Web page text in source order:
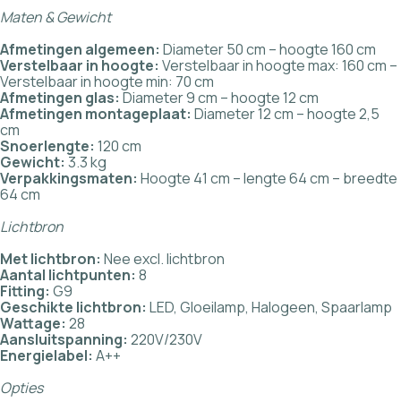
Maten & Gewicht
Afmetingen algemeen: Diameter 50 cm – hoogte 160 cm
Verstelbaar in hoogte: Verstelbaar in hoogte max: 160 cm –
Verstelbaar in hoogte min: 70 cm
Afmetingen glas:Diameter 9 cm – hoogte 12 cm
Afmetingen montageplaat: Diameter 12 cm – hoogte 2,5
cm
Snoerlengte: 120 cm
Gewicht: 3.3 kg
Verpakkingsmaten: Hoogte 41 cm – lengte 64 cm – breedte
64 cm
Lichtbron
Met lichtbron: Nee excl. lichtbron
Aantal lichtpunten: 8
Fitting: G9
Geschikte lichtbron: LED, Gloeilamp, Halogeen, Spaarlamp
Wattage: 28
Aansluitspanning: 220V/230V
Energielabel: A++
Opties